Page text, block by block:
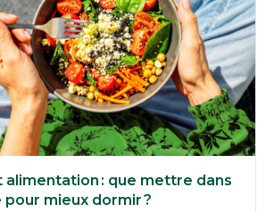
alimentation : que mettre dans
mieux dormir ?